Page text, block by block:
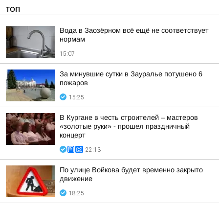
ТОП
Вода в Заозёрном всё ещё не соответствует
нормам
15:07
За минувшие сутки в Зауралье потушено 6
пожаров
15:25
В Кургане в честь строителей – мастеров
«золотые руки» - прошел праздничный
концерт
22:13
По улице Войкова будет временно закрыто
движение
18:25